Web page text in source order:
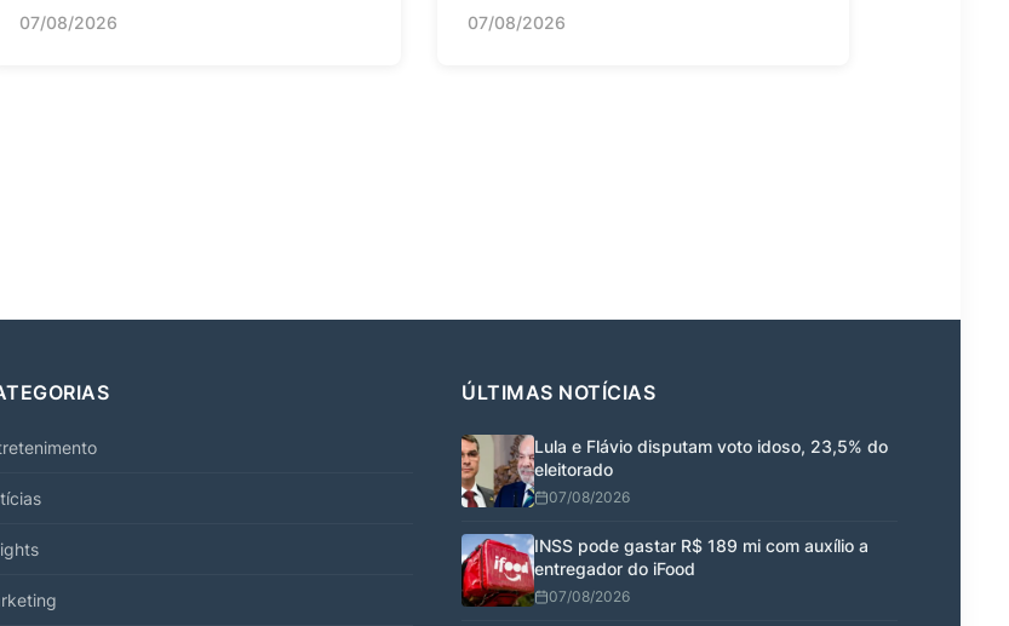
07/08/2026 07/08/2026
ÚLTIMAS NOTÍCIAS
Lula e Flávio disputam voto idoso, 23,5% do
eleitorado
07/08/2026
INSS pode gastar R$ 189 mi com auxílio a
entregador do iFood
07/08/2026